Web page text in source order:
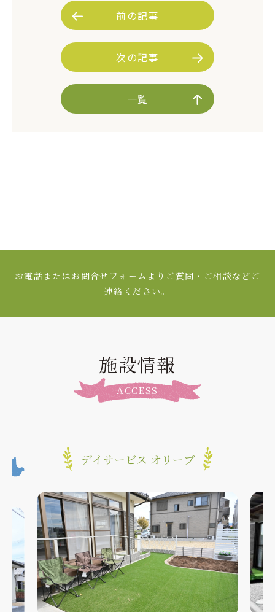
前の記事
次の記事
一覧
お電話またはお問合せフォームよりご質問・ご相談などご
連絡ください。
施設情報
ACCESS
デイサービス オリーブ